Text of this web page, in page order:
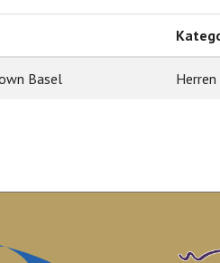
Basel Herren